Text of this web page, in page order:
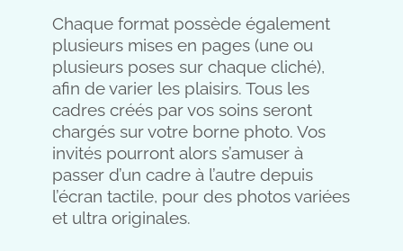
Chaque format possède également
plusieurs mises en pages (une ou
plusieurs poses sur chaque cliché),
afin de varier les plaisirs. Tous les
cadres créés par vos soins seront
chargés sur votre borne photo. Vos
invités pourront alors s’amuser à
passer d’un cadre à l’autre depuis
l’écran tactile, pour des photos variées
et ultra originales.